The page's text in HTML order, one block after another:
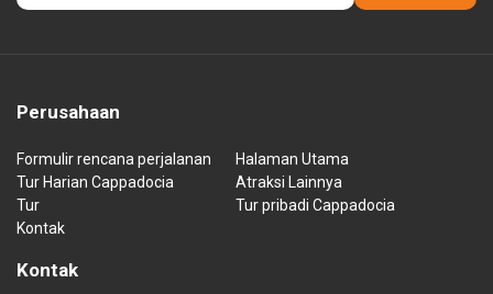
Perusahaan
Formulir rencana perjalanan
Halaman Utama
Tur Harian Cappadocia
Atraksi Lainnya
Tur
Tur pribadi Cappadocia
Kontak
Kontak